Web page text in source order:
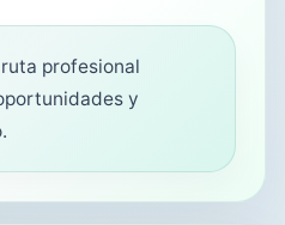
profesional
y